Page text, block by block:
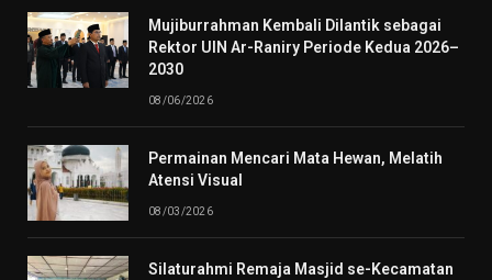
Mujiburrahman Kembali Dilantik sebagai
Rektor UIN Ar-Raniry Periode Kedua 2026–
2030
08/06/2026
Permainan Mencari Mata Hewan, Melatih
Atensi Visual
08/03/2026
Silaturahmi Remaja Masjid se-Kecamatan